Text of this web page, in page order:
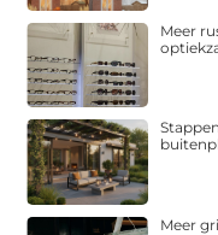
Meer
Meer